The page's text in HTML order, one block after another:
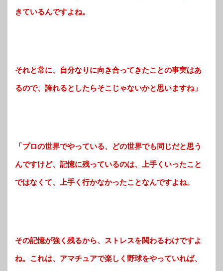
きているんですよね。
それと常に、自分なりに向き合ってきたことの事実はあ
るので、誇れるとしたらそこじゃないかと思いますね」
「プロの世界でやっている、どの世界でも同じだと思う
んですけど、記憶に残っているのは、上手くいったこと
ではなくて、上手く行かなかったことなんですよね。
その記憶が強く残るから、ストレスを関わるわけですよ
ね。これは、アマチュアで楽しく野球をやっていれば、